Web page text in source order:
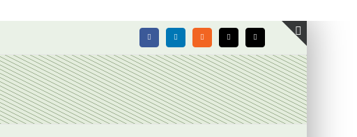
FacebookLinkedIn Rss X Email
Toggle
area
barra
scorrevole